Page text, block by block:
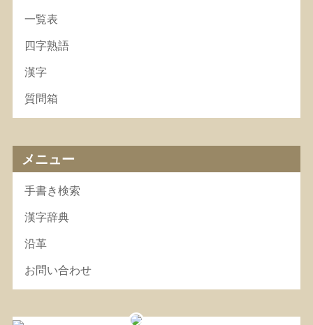
一覧表
四字熟語
漢字
質問箱
メニュー
手書き検索
漢字辞典
沿革
お問い合わせ